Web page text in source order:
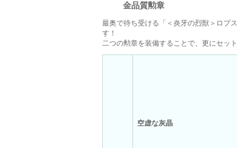
金品質勲章
最奥で待ち受ける「＜炎牙の烈獣＞ロプ
す！
二つの勲章を装備することで、更にセッ
空虚な灰晶